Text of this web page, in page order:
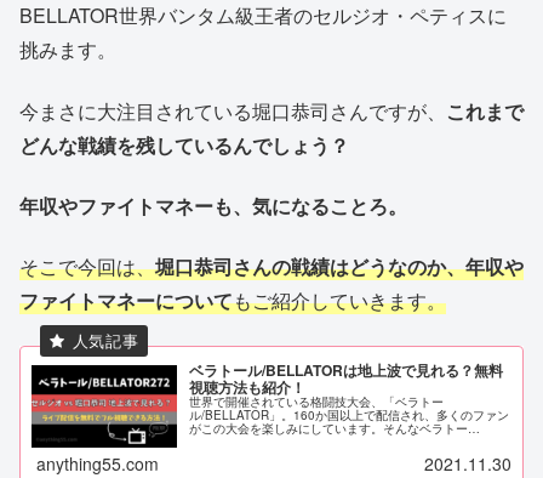
BELLATOR世界バンタム級王者のセルジオ・ペティスに
挑みます。
今まさに大注目されている堀口恭司さんですが、 これまで
どんな戦績を残しているんでしょう？
年収やファイトマネーも、気になることろ。
そこで今回は、堀口恭司さんの戦績はどうなのか、年収や
ファイトマネーについてもご紹介していきます。
ベラトール/BELLATORは地上波で見れる？無料
視聴方法も紹介！
世界で開催されている格闘技大会、「ベラトー
ル/BELLATOR」。160か国以上で配信され、多くのファン
がこの大会を楽しみにしています。そんなベラトー
anything55.com 2021.11.30